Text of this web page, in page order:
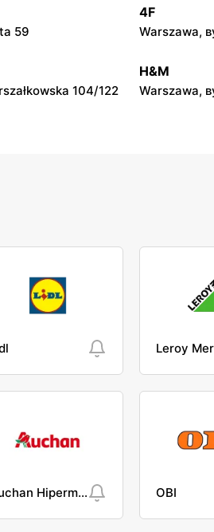
147
moje sklepy
Niebylec,
59
4F
Warszawa,
104/122
H&M
Warszawa,
Leroy
Auchan Hipermarket OBI